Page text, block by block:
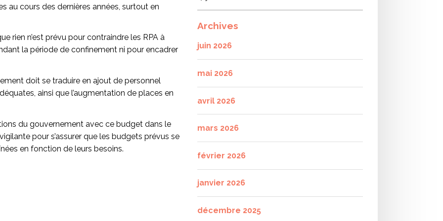
au cours des dernières années, surtout en
rien n’est prévu pour contraindre les RPA à
la période de confinement ni pour encadrer
doit se traduire en ajout de personnel
ainsi que l’augmentation de places en
du gouvernement avec ce budget dans le
pour s’assurer que les budgets prévus se
en fonction de leurs besoins.
Archives
juin 2026
mai 2026
avril 2026
mars 2026
février 2026
janvier 2026
décembre 2025